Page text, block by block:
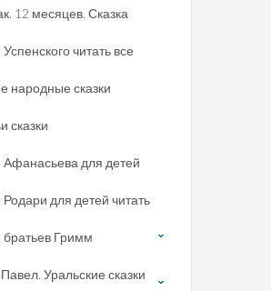
12 месяцев. Сказка
читать все
народные сказки
сказки
Афанасьева для детей
Родари для детей читать
братьев Гримм
Уральские сказки